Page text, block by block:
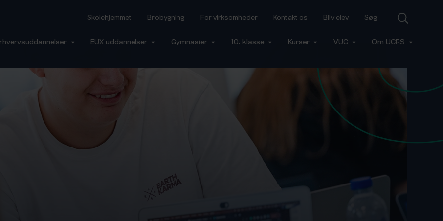
Skolehjemmet Brobygning For virksomheder Kontakt os Bliv elev Søg
EUX uddannelser Gymnasier 10. klasse Kurser VUC Om UCRS